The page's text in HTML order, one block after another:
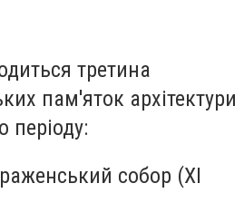
третина
пам'яток архітектури
періоду:
собор (XI